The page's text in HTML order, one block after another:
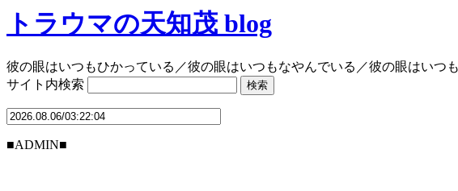
トラウマの天知茂 blog
彼の眼はいつもひかっている／彼の眼はいつもなやんでいる／彼の眼はいつ
サイト内検索
■ADMIN■